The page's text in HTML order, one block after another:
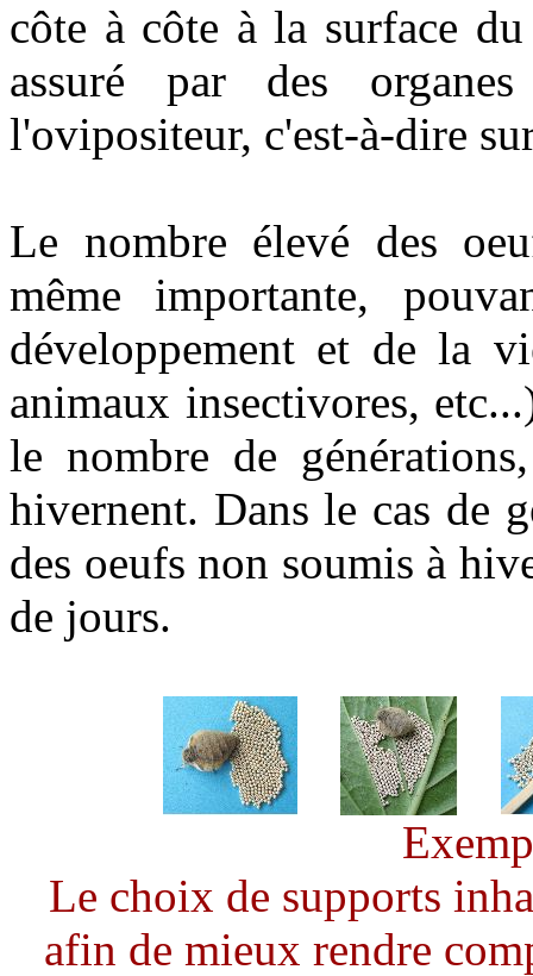
côte à côte à la surface
assuré par des
l'ovipositeur, c'est-à-dire
Le nombre élevé des
même importante,
développement et de la
animaux insectivores,
le nombre de
hivernent. Dans le cas de
des oeufs non soumis à
de jours.
Le choix de supports
afin de mieux rendre